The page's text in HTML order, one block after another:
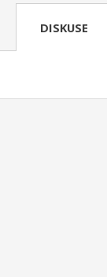
DISKUSE